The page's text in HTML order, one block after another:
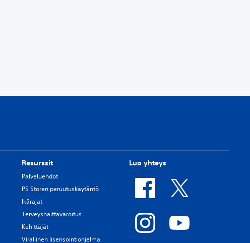
Resurssit
Palveluehdot
PS Storen peruutuskäytäntö
Ikärajat
Terveyshaittavaroitus
Kehittäjät
Virallinen lisensointiohjelma
Luo yhteys